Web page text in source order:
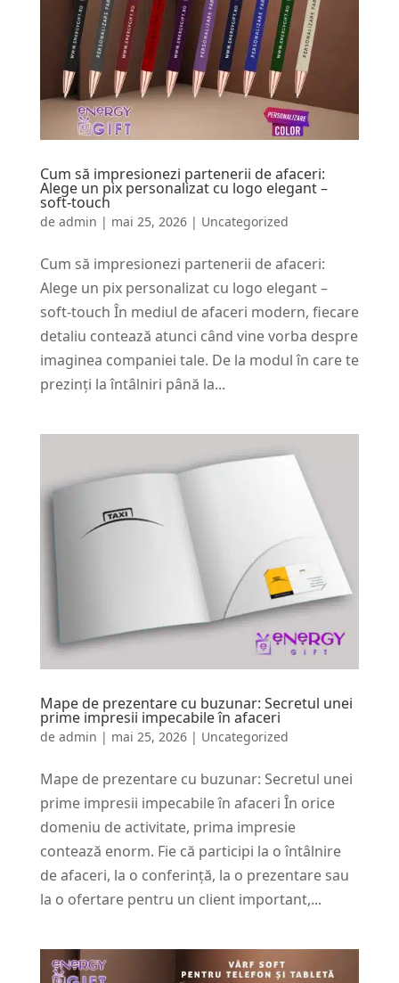
Cum să impresionezi partenerii de afaceri:
Alege un pix personalizat cu logo elegant –
soft-touch
de admin | mai 25, 2026| Uncategorized
Cum să impresionezi partenerii de afaceri:
Alege un pix personalizat cu logo elegant –
soft-touch În mediul de afaceri modern, fiecare
detaliu contează atunci când vine vorba despre
imaginea companiei tale. De la modul în care te
prezinți la întâlniri până la...
Mape de prezentare cu buzunar: Secretul unei
prime impresii impecabile în afaceri
de admin | mai 25, 2026| Uncategorized
Mape de prezentare cu buzunar: Secretul unei
prime impresii impecabile în afaceri În orice
domeniu de activitate, prima impresie
contează enorm. Fie că participi la o întâlnire
de afaceri, la o conferință, la o prezentare sau
la o ofertare pentru un client important,...